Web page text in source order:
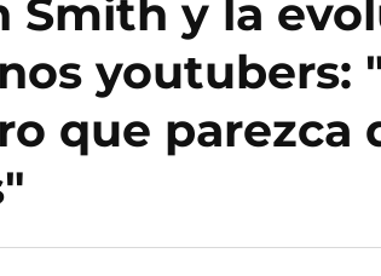
Smith y la
youtubers:
que parezca